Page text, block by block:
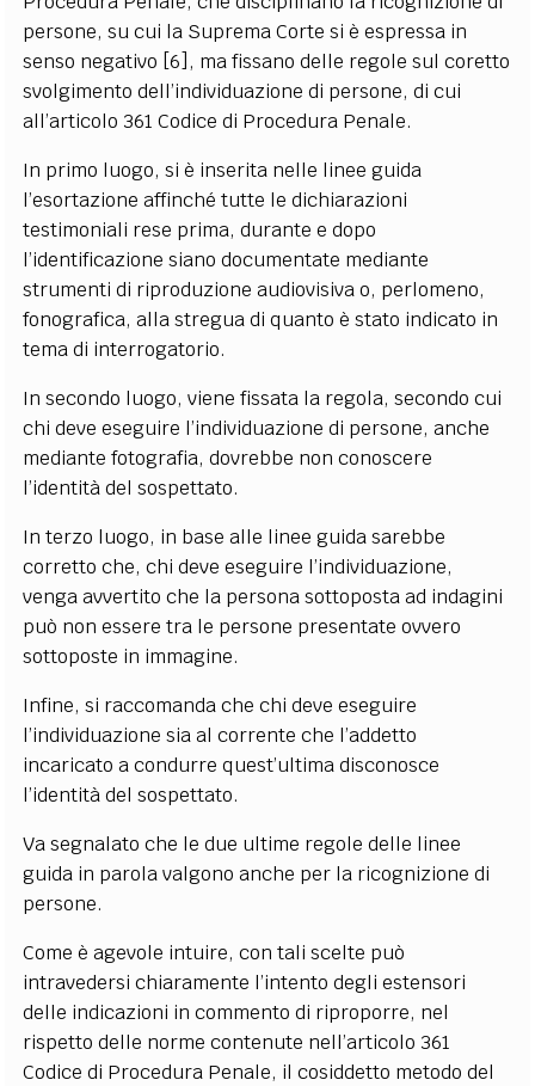
persone, su cui la Suprema Corte si è espressa in
senso negativo [6], ma fissano delle regole sul coretto
svolgimento dell’individuazione di persone, di cui
all’articolo 361 Codice di Procedura Penale.
In primo luogo, si è inserita nelle linee guida
l’esortazione affinché tutte le dichiarazioni
testimoniali rese prima, durante e dopo
l’identificazione siano documentate mediante
strumenti di riproduzione audiovisiva o, perlomeno,
fonografica, alla stregua di quanto è stato indicato in
tema di interrogatorio.
In secondo luogo, viene fissata la regola, secondo cui
chi deve eseguire l’individuazione di persone, anche
mediante fotografia, dovrebbe non conoscere
l’identità del sospettato.
In terzo luogo, in base alle linee guida sarebbe
corretto che, chi deve eseguire l’individuazione,
venga avvertito che la persona sottoposta ad indagini
può non essere tra le persone presentate ovvero
sottoposte in immagine.
Infine, si raccomanda che chi deve eseguire
l’individuazione sia al corrente che l’addetto
incaricato a condurre quest’ultima disconosce
l’identità del sospettato.
Va segnalato che le due ultime regole delle linee
guida in parola valgono anche per la ricognizione di
persone.
Come è agevole intuire, con tali scelte può
intravedersi chiaramente l’intento degli estensori
delle indicazioni in commento di riproporre, nel
rispetto delle norme contenute nell’articolo 361
Codice di Procedura Penale, il cosiddetto metodo del